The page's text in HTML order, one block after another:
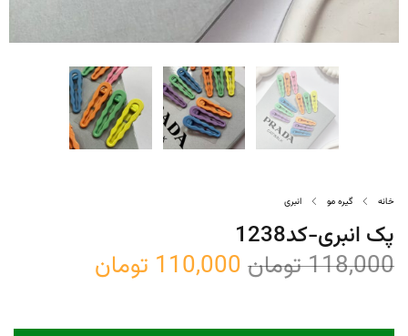
خانه گیره مو انبری
پک انبری-کد1238
118,000تومان110,000 تومان